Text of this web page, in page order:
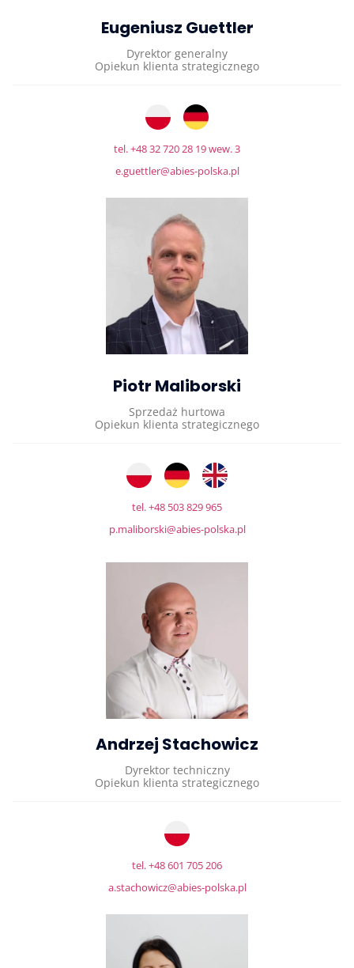
Eugeniusz Guettler
Dyrektor generalny
Opiekun klienta strategicznego
tel. +48 32 720 28 19 wew. 3
e.guettler@abies-polska.pl
Piotr Maliborski
Sprzedaż hurtowa
Opiekun klienta strategicznego
tel. +48 503 829 965
p.maliborski@abies-polska.pl
Andrzej Stachowicz
Dyrektor techniczny
Opiekun klienta strategicznego
tel. +48 601 705 206
a.stachowicz@abies-polska.pl